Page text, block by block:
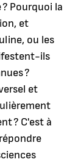
Pourquoi la
et
ou les
ils
?
et
? C'est à